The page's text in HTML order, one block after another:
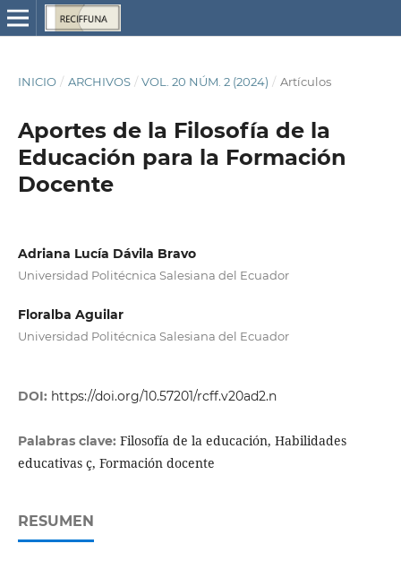
INICIO / ARCHIVOS / VOL. 20 NÚM. 2 (2024) / Artículos
Aportes de la Filosofía de la
Educación para la Formación
Docente
Adriana Lucía Dávila Bravo
Universidad Politécnica Salesiana del Ecuador
Floralba Aguilar
Universidad Politécnica Salesiana del Ecuador
DOI: https://doi.org/10.57201/rcff.v20ad2.n
Palabras clave: Filosofía de la educación, Habilidades
educativas ç, Formación docente
RESUMEN